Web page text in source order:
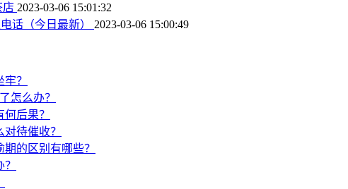
店 2023-03-06 15:01:32
话（今日最新） 2023-03-06 15:00:49
？
怎么办？
后果？
待催收？
的区别有哪些？